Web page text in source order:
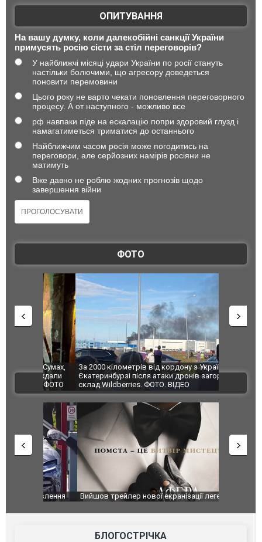
ОПИТУВАННЯ
На вашу думку, коли далекобійні санкції України
примусять росію сісти за стіл переговорів?
У найближчі місяці удари України по росії стануть
настільки болючими, що агресору доведеться
поновити перемовини
Цього року не варто чекати поновлення переговорного
процесу. А от наступного - можливо все
рф навпаки піде на ескалацію попри здоровий глузд і
намагатиметься триматися до останнього
Найближчим часом росія може погодитись на
переговори, але серйозних намірів росіяни не
матимуть
Вже давно не роблю жодних прогнозів щодо
завершення війни
ФОТО
За 2000 кілометрів від кордону з Україною: в
Єкатеринбурзі після атаки дронів загорівся
склад Wildberries. ФОТО. ВІДЕО
"Мої
ВІДЕО
Вийшов трейлер нової екранізації легендарного
БЛОГОСТРІЧКА